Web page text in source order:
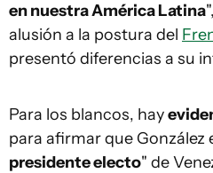
en nuestra América Latina
alusión a la postura del
presentó diferencias a su
Para los blancos, hay
para afirmar que González
presidente electo" de